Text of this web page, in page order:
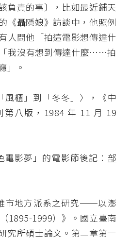
負責的事〕，比如最近鋪天
《聶隱娘》訪談中，他照例
人問他「拍這電影想傳達什
我沒有想到傳達什麼……拍
」。
風櫃」到「冬冬」〉，《中
第八版，1984 年 11 月 19
電影夢」的電影節後記： 部
市地方派系之研究──以澎
1895-1999）》。國立臺南
究所碩士論文。第二章第一